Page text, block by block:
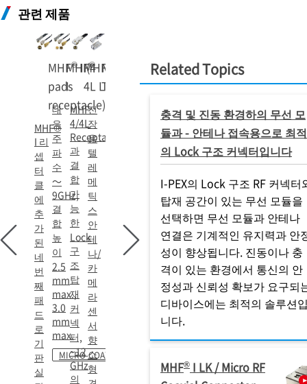
관련 제품
MHF®I (4
pads
receptacle)
MHF®
I 리
셉
터
클
에
추
가
된
네
번
째
패
드
로
기
판
실
MHF®
I
대
응
주
파
수
～
9GHz,
결
합
높
이
2.5
mm
max.,
3.0
mm
max.
MICRO-COAXIAL
MHF
4L LK
MHF
4/4L
Receptacle
과
결
합
가
능
한
Lock
구
조
탑
재
커
넥
터,
~12
GHz
의
MHF
TI
전
장
용
텔
레
메
틱
스
안
테
나/
카
메
라
센
서
향
소
형
Related Topics
충격 및 진동 환경하의 무선 모
듈과 - 안테나 접속용으로 최적
의 Lock 구조 커넥터입니다
I-PEX의 Lock 구조 RF 커넥터
탑재 공간이 있는 무선 모듈을
선택하면 무선 모듈과 안테나
연결은 기계적인 유지력과 안
성이 향상됩니다. 진동이나 충
격이 있는 환경에서 통신의 안
정성과 신뢰성 확보가 요구되
디바이스에는 최적의 솔루션
니다.
MHF® I LK / Micro RF